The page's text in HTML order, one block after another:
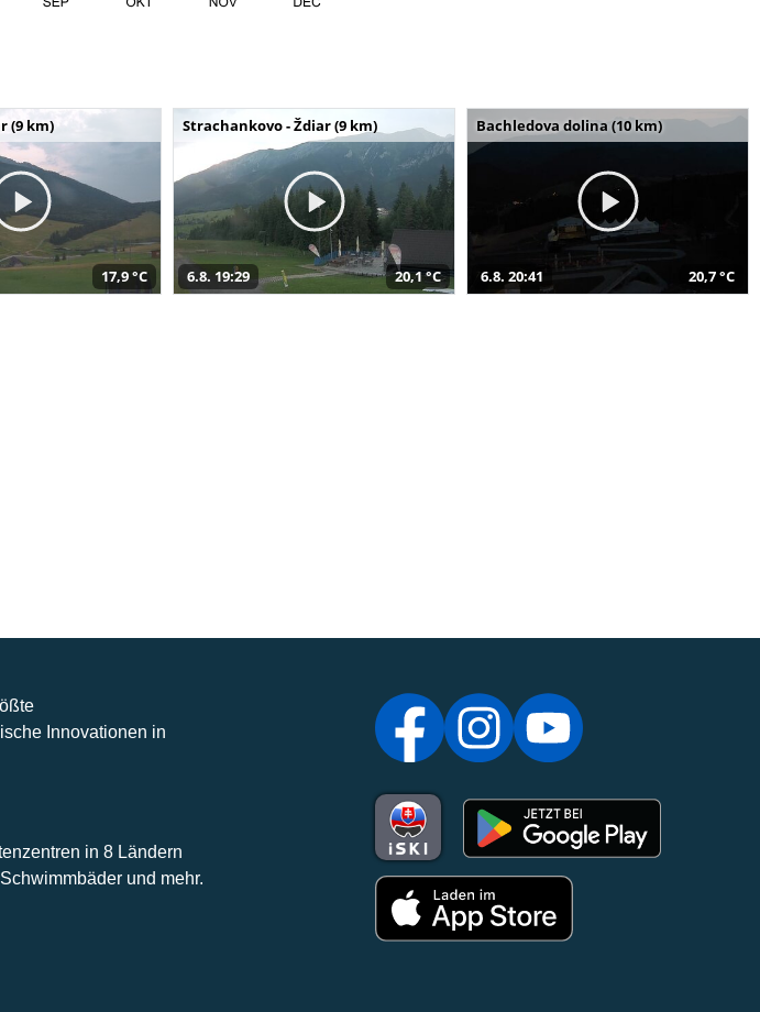
(9 km)
17,9 °C
Strachankovo - Ždiar (9 km)
6.8. 19:29 20,1 °C
Bachledova dolina (10 km)
6.8. 20:41 20,7 °C
Innovationen in
in 8 Ländern
und mehr.